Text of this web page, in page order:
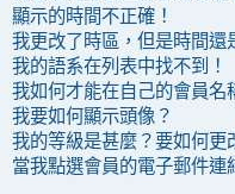
顯示的時間不正確！
我更改了時區，但是時間還
我的語系在列表中找不到！
我如何才能在自己的會員名
我要如何顯示頭像？
我的等級是甚麼？要如何更
當我點選會員的電子郵件連